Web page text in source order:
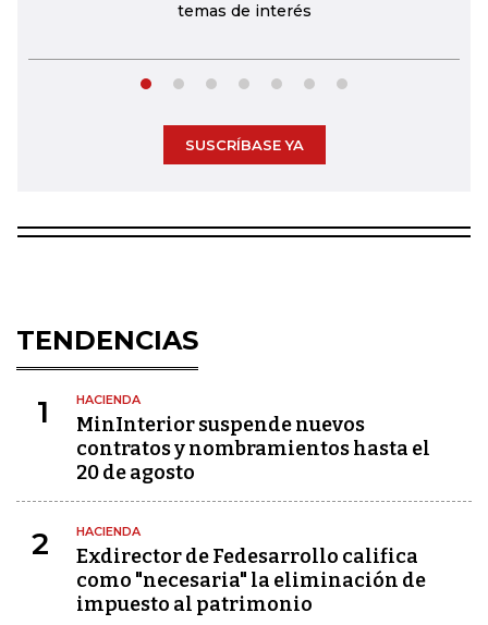
temas de interés
SUSCRÍBASE YA
TENDENCIAS
1 HACIENDA
MinInterior suspende nuevos
contratos y nombramientos hasta el
20 de agosto
2 HACIENDA
Exdirector de Fedesarrollo califica
como "necesaria" la eliminación de
impuesto al patrimonio